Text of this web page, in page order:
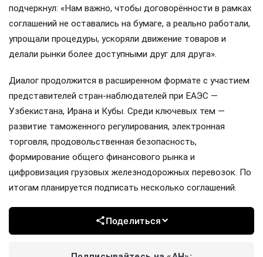
подчеркнул: «Нам важно, чтобы договорённости в рамках
соглашений не оставались на бумаге, а реально работали,
упрощали процедуры, ускоряли движение товаров и
делали рынки более доступными друг для друга».
Диалог продолжится в расширенном формате с участием
представителей стран-наблюдателей при ЕАЭС —
Узбекистана, Ирана и Кубы. Среди ключевых тем —
развитие таможенного регулирования, электронная
торговля, продовольственная безопасность,
формирование общего финансового рынка и
цифровизация грузовых железнодорожных перевозок. По
итогам планируется подписать несколько соглашений.
Поделиться